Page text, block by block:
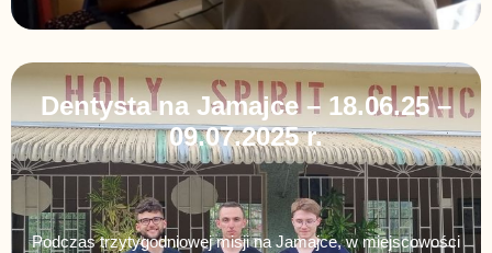
Dentysta na Jamajce – 18.06.25 –
09.07.2025 r.
Podczas trzytygodniowej misji na Jamajce, w miejscowości